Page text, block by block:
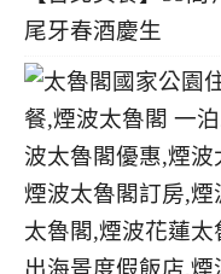
尾牙春酒慶生